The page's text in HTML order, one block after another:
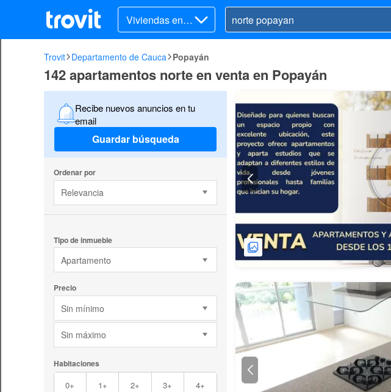
Viviendas en v
enta
Trovit Departamento de Cauca Popayán
142 apartamentos norte en venta en Popayán
Recibe nuevos anuncios en tu
email
Guardar búsqueda
Ordenar por
Relevancia
Tipo de inmueble
Apartamento
Precio
Sin mínimo
Sin máximo
Habitaciones
0+ 1+ 2+ 3+ 4+